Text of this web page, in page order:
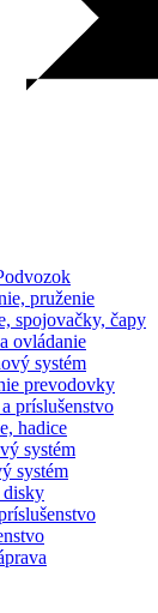
pruženie
spojovačky, čapy
ovládanie
systém
prevodovky
príslušenstvo
hadice
systém
systém
disky